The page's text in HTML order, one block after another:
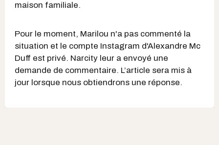
maison familiale.
Pour le moment, Marilou n'a pas commenté la
situation et le compte Instagram d'Alexandre Mc
Duff est privé. Narcity leur a envoyé une
demande de commentaire. L’article sera mis à
jour lorsque nous obtiendrons une réponse.